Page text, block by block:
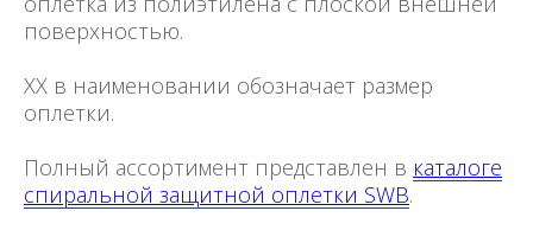
поверхностью.
XX в наименовании обозначает размер
оплетки.
Полный ассортимент представлен в каталоге
спиральной защитной оплетки SWB.